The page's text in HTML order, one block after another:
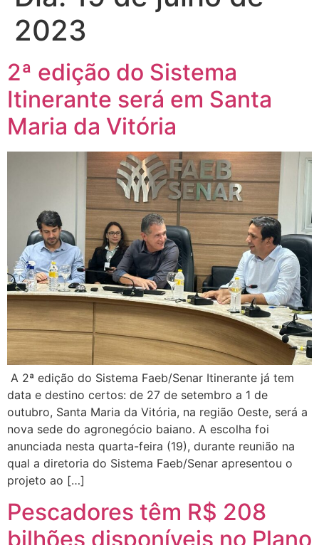
2023
2ª edição do Sistema
Itinerante será em Santa
Maria da Vitória
A 2ª edição do Sistema Faeb/Senar Itinerante já tem
data e destino certos: de 27 de setembro a 1 de
outubro, Santa Maria da Vitória, na região Oeste, será a
nova sede do agronegócio baiano. A escolha foi
anunciada nesta quarta-feira (19), durante reunião na
qual a diretoria do Sistema Faeb/Senar apresentou o
projeto ao […]
Pescadores têm R$ 208
bilhões disponíveis no Plano